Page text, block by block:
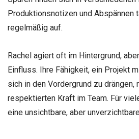
Produktionsnotizen und Abspännen
regelmäßig auf.
Rachel agiert oft im Hintergrund,
Einfluss. Ihre Fähigkeit, ein Projekt
sich in den Vordergrund zu drängen,
respektierten Kraft im Team. Für
eine unsichtbare, aber